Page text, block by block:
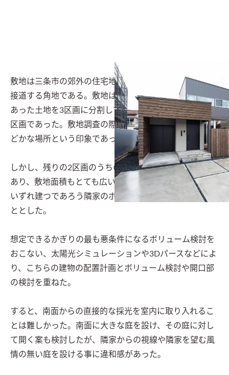
敷地は三条市の郊外の住宅地にある土地。東側と北側に
接道する角地である。敷地は、農地および農作業小屋の
あった土地を3区画に分割して売買されていた物件の一
区画であった。敷地調査の際、はじめはとても開けたの
どかな場所という印象であった。
しかし、残りの2区画のうちの一つは計画敷地の南面に
あり、敷地面積もとても広い区画であったため、まずは
いずれ建つであろう隣家のボリューム検討から始めるこ
ととした。
想定できるかぎりの最も悪条件になるボリューム検討を
おこない、太陽光シミュレーションや3Dパースなどによ
り、こちらの建物の配置計画とボリューム検討や開口部
の検討を重ねた。
すると、南面からの直接的な採光を室内に取り入れるこ
とは難しかった。南面に大きな庭を設け、その庭に対し
て開く案も検討したが、隣家からの視線や隣家を望む風
情の無い庭を設ける事に違和感があった。